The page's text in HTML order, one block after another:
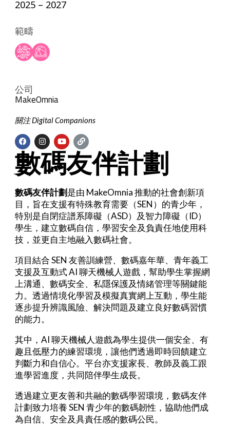
數碼友伴計劃
數碼友伴計劃是由 MakeOmnia推動的社會創新項
目，旨在支援有特殊教育需要（SEN）的青少年，
特別是自閉症譜系障礙（ASD）及智力障礙（ID）
學生，建立數碼自信，學習安全及負責任地使用科
技，並更自主地融入數碼社會。
項目結合SEN 友善訓練營、數碼嘉年華、青年義工
支援及互動式AI聊天機械人遊戲，幫助學生掌握網
上溝通、數碼安全、私隱保護及情緒管理等關鍵能
力。透過情境化學習及模擬真實網上互動，學生能
逐步提升辨識風險、解決問題及建立良好數碼習慣
的能力。
其中， AI聊天機械人遊戲為學生提供一個安全、有
趣且低壓力的練習環境，讓他們透過即時回饋建立
判斷力和自信心。平台亦支援家長、教師及義工跟
進學習進度，共同陪伴學生成長。
透過建立更友善和共融的數碼學習環境，數碼友伴
計劃致力培養SEN 青少年的數碼韌性，協助他們成
為自信、安全及具責任感的數碼公民。
2025 – 2027
範疇
公司
MakeOmnia
關注 Digital Companions